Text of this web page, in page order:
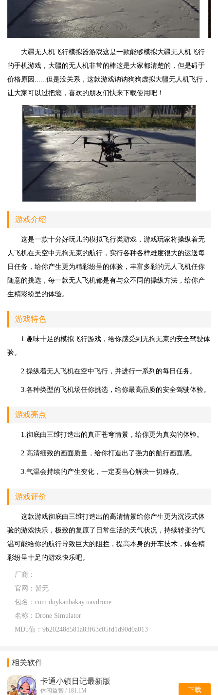
大疆无人机飞行模拟器游戏这是一款能够模拟大疆无人机飞行
的手机游戏，大疆的无人机非常的棒这是大家都清楚的，但是碍于
价格原因......但是没关系，这款游戏讷讷狗狗虚拟大疆无人机飞行，
让大家可以过把瘾，喜欢的朋友们快来下载使用吧！
游戏介绍
这是一款十分好玩儿的模拟飞行类游戏，游戏玩家将操纵着无
人飞机在天空中无拘无束的航行，实行各种各样难度很大的运送每
日任务，给你产生更为精彩纷呈的体验，丰富多彩的无人飞机任你
随意的挑选，每一款无人飞机都是有与众不同的操纵方法，给你产
生精彩纷呈的体验。
游戏特色
1.趣味十足的模拟飞行游戏，给你感受到无拘无束的安全驾驶体
验。
2.操纵着无人飞机在空中飞行，并进行一系列的每日任务。
3.各种类型的飞机场任你挑选，给你最高品质的安全驾驶体验。
游戏亮点
1.彻底由三维打造出的真正苍穹情景，给你更为真实的体验。
2.高清细致的画面质量，给你打造出了强力的航行画面感。
3.气温会持续的产生变化，一定要当心解决一切难点。
游戏评价
这款游戏彻底由三维打造出的高清情景给你产生更为沉浸式体
验的游戏快乐，极致的复原了日常生活的天气状况，持续转变的气
温可能给你的航行导致巨大的阻拦，提高本身的开车技术，体会精
彩纷呈十足的游戏快乐吧。
厂商：
官网： 暂无
包名： com.duykanbakay.uavdrone
名称： Drone Simulator
MD5值： 9b20248d581a83f63c05fd1d90d0a013
相关软件
卡通小镇日记最新版
休闲益智 / 181.1M
下载